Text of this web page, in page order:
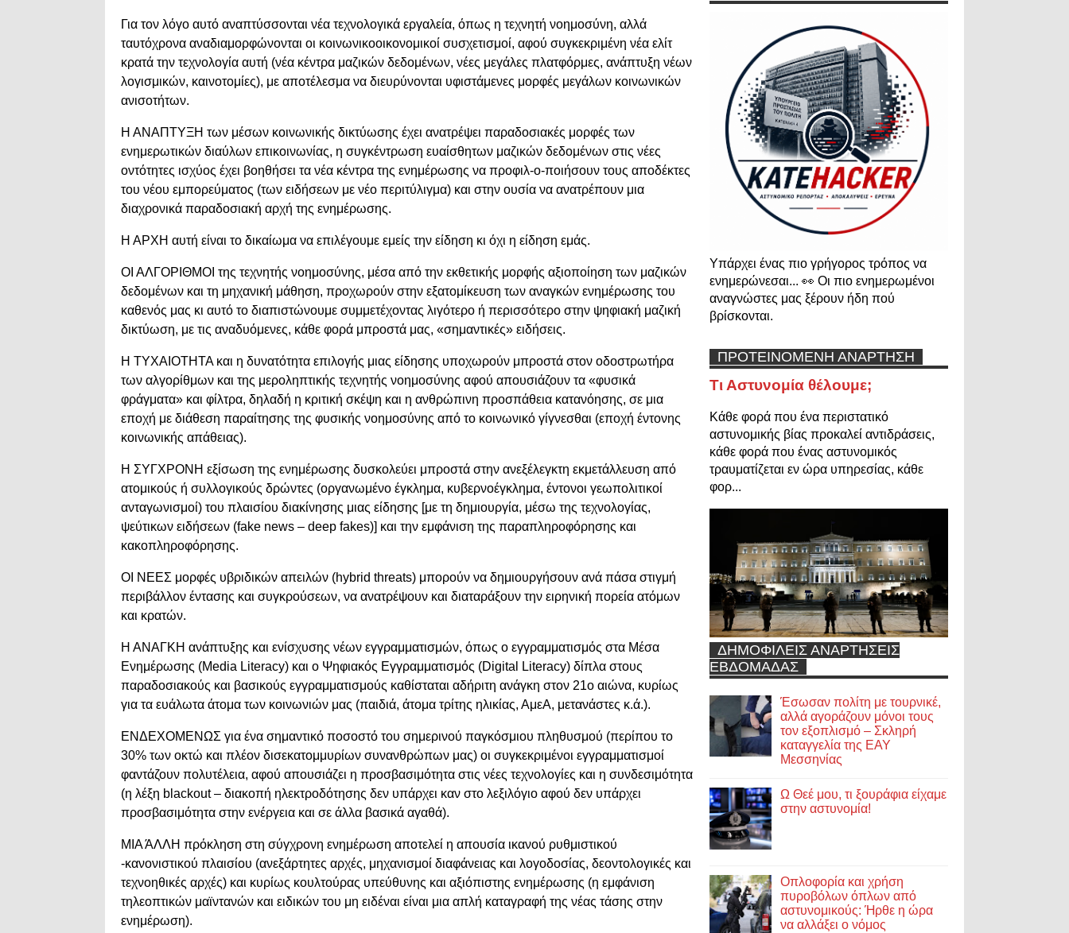
Για τον λόγο αυτό αναπτύσσονται νέα τεχνολογικά εργαλεία, όπως η τεχνητή νοημοσύνη, αλλά
ταυτόχρονα αναδιαμορφώνονται οι κοινωνικοοικονομικοί συσχετισμοί, αφού συγκεκριμένη νέα ελίτ
κρατά την τεχνολογία αυτή (νέα κέντρα μαζικών δεδομένων, νέες μεγάλες πλατφόρμες, ανάπτυξη νέων
λογισμικών, καινοτομίες), με αποτέλεσμα να διευρύνονται υφιστάμενες μορφές μεγάλων κοινωνικών
ανισοτήτων.
Η ΑΝΑΠΤΥΞΗ των μέσων κοινωνικής δικτύωσης έχει ανατρέψει παραδοσιακές μορφές των
ενημερωτικών διαύλων επικοινωνίας, η συγκέντρωση ευαίσθητων μαζικών δεδομένων στις νέες
οντότητες ισχύος έχει βοηθήσει τα νέα κέντρα της ενημέρωσης να προφιλ-ο-ποιήσουν τους αποδέκτες
του νέου εμπορεύματος (των ειδήσεων με νέο περιτύλιγμα) και στην ουσία να ανατρέπουν μια
διαχρονικά παραδοσιακή αρχή της ενημέρωσης.
Η ΑΡΧΗ αυτή είναι το δικαίωμα να επιλέγουμε εμείς την είδηση κι όχι η είδηση εμάς.
ΟΙ ΑΛΓΟΡΙΘΜΟΙ της τεχνητής νοημοσύνης, μέσα από την εκθετικής μορφής αξιοποίηση των μαζικών
δεδομένων και τη μηχανική μάθηση, προχωρούν στην εξατομίκευση των αναγκών ενημέρωσης του
καθενός μας κι αυτό το διαπιστώνουμε συμμετέχοντας λιγότερο ή περισσότερο στην ψηφιακή μαζική
δικτύωση, με τις αναδυόμενες, κάθε φορά μπροστά μας, «σημαντικές» ειδήσεις.
Η ΤΥΧΑΙΟΤΗΤΑ και η δυνατότητα επιλογής μιας είδησης υποχωρούν μπροστά στον οδοστρωτήρα
των αλγορίθμων και της μεροληπτικής τεχνητής νοημοσύνης αφού απουσιάζουν τα «φυσικά
φράγματα» και φίλτρα, δηλαδή η κριτική σκέψη και η ανθρώπινη προσπάθεια κατανόησης, σε μια
εποχή με διάθεση παραίτησης της φυσικής νοημοσύνης από το κοινωνικό γίγνεσθαι (εποχή έντονης
κοινωνικής απάθειας).
Η ΣΥΓΧΡΟΝΗ εξίσωση της ενημέρωσης δυσκολεύει μπροστά στην ανεξέλεγκτη εκμετάλλευση από
ατομικούς ή συλλογικούς δρώντες (οργανωμένο έγκλημα, κυβερνοέγκλημα, έντονοι γεωπολιτικοί
ανταγωνισμοί) του πλαισίου διακίνησης μιας είδησης [με τη δημιουργία, μέσω της τεχνολογίας,
ψεύτικων ειδήσεων (fake news – deep fakes)] και την εμφάνιση της παραπληροφόρησης και
κακοπληροφόρησης.
ΟΙ ΝΕΕΣ μορφές υβριδικών απειλών (hybrid threats) μπορούν να δημιουργήσουν ανά πάσα στιγμή
περιβάλλον έντασης και συγκρούσεων, να ανατρέψουν και διαταράξουν την ειρηνική πορεία ατόμων
και κρατών.
Η ΑΝΑΓΚΗ ανάπτυξης και ενίσχυσης νέων εγγραμματισμών, όπως ο εγγραμματισμός στα Μέσα
Ενημέρωσης (Media Literacy) και ο Ψηφιακός Εγγραμματισμός (Digital Literacy) δίπλα στους
παραδοσιακούς και βασικούς εγγραμματισμούς καθίσταται αδήριτη ανάγκη στον 21ο αιώνα, κυρίως
για τα ευάλωτα άτομα των κοινωνιών μας (παιδιά, άτομα τρίτης ηλικίας, ΑμεΑ, μετανάστες κ.ά.).
ΕΝΔΕΧΟΜΕΝΩΣ για ένα σημαντικό ποσοστό του σημερινού παγκόσμιου πληθυσμού (περίπου το
30% των οκτώ και πλέον δισεκατομμυρίων συνανθρώπων μας) οι συγκεκριμένοι εγγραμματισμοί
φαντάζουν πολυτέλεια, αφού απουσιάζει η προσβασιμότητα στις νέες τεχνολογίες και η συνδεσιμότητα
(η λέξη blackout – διακοπή ηλεκτροδότησης δεν υπάρχει καν στο λεξιλόγιο αφού δεν υπάρχει
προσβασιμότητα στην ενέργεια και σε άλλα βασικά αγαθά).
ΜΙΑ ΆΛΛΗ πρόκληση στη σύγχρονη ενημέρωση αποτελεί η απουσία ικανού ρυθμιστικού
-κανονιστικού πλαισίου (ανεξάρτητες αρχές, μηχανισμοί διαφάνειας και λογοδοσίας, δεοντολογικές και
τεχνοηθικές αρχές) και κυρίως κουλτούρας υπεύθυνης και αξιόπιστης ενημέρωσης (η εμφάνιση
τηλεοπτικών μαϊντανών και ειδικών του μη ειδέναι είναι μια απλή καταγραφή της νέας τάσης στην
ενημέρωση).
Υπάρχει ένας πιο γρήγορος τρόπος να
ενημερώνεσαι... 👀 Οι πιο ενημερωμένοι
αναγνώστες μας ξέρουν ήδη πού
βρίσκονται.
ΠΡΟΤΕΙΝΟΜΕΝΗ ΑΝΑΡΤΗΣΗ
Τι Αστυνομία θέλουμε;
Κάθε φορά που ένα περιστατικό
αστυνομικής βίας προκαλεί αντιδράσεις,
κάθε φορά που ένας αστυνομικός
τραυματίζεται εν ώρα υπηρεσίας, κάθε
φορ...
ΔΗΜΟΦΙΛΕΙΣ ΑΝΑΡΤΗΣΕΙΣ
ΕΒΔΟΜΑΔΑΣ
Έσωσαν πολίτη με τουρνικέ,
αλλά αγοράζουν μόνοι τους
τον εξοπλισμό – Σκληρή
καταγγελία της ΕΑΥ
Μεσσηνίας
Ω Θεέ μου, τι ξουράφια είχαμε
στην αστυνομία!
Οπλοφορία και χρήση
πυροβόλων όπλων από
αστυνομικούς: Ήρθε η ώρα
να αλλάξει ο νόμος